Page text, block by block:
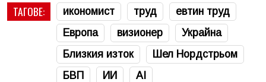
ТАГОВЕ: икономист труд
евтин труд
Европа
визионер
Украйна
Близкия изток
Шел Нордстрьом
БВП
ИИ
AI